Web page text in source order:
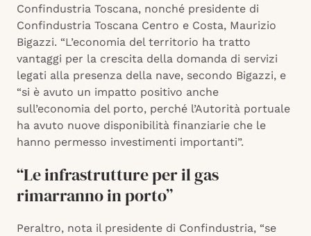
Confindustria Toscana, nonché presidente di
Confindustria Toscana Centro e Costa, Maurizio
Bigazzi. “L’economia del territorio ha tratto
vantaggi per la crescita della domanda di servizi
legati alla presenza della nave, secondo Bigazzi, e
“si è avuto un impatto positivo anche
sull’economia del porto, perché l’Autorità portuale
ha avuto nuove disponibilità finanziarie che le
hanno permesso investimenti importanti”.
“Le infrastrutture per il gas
rimarranno in porto”
Peraltro, nota il presidente di Confindustria, “se